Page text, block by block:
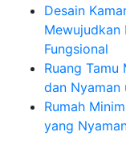
Desain
Mewujudkan
Fungsional
Ruang Tamu
dan Nyaman
Rumah
yang